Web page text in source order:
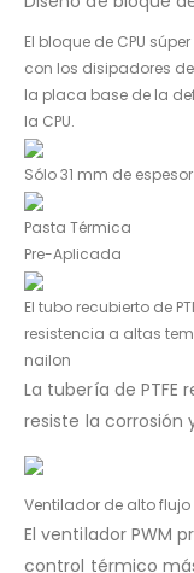
El bloque de CPU
con los disipadores
la placa base de la
la CPU.
Sólo31 mm de espesor
Pasta Térmica
Pre-Aplicada
El tubo recubierto de
resistencia a altas
nailon
La tubería de
resiste la corrosión
Ventilador de alto flujo
El ventilador PWM
control térmico